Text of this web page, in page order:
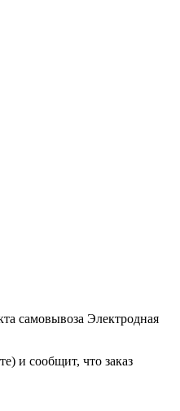
самовывоза Электродная
и сообщит, что заказ